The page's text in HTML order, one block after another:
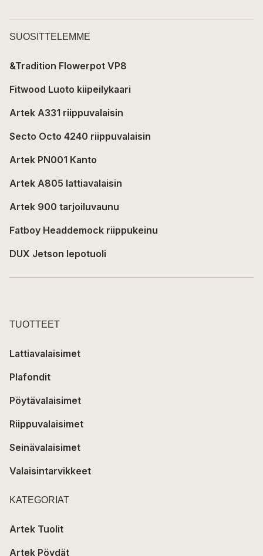
SUOSITTELEMME
&Tradition Flowerpot VP8
Fitwood Luoto kiipeilykaari
Artek A331 riippuvalaisin
Secto Octo 4240 riippuvalaisin
Artek PN001 Kanto
Artek A805 lattiavalaisin
Artek 900 tarjoiluvaunu
Fatboy Headdemock riippukeinu
DUX Jetson lepotuoli
TUOTTEET
Lattiavalaisimet
Plafondit
Pöytävalaisimet
Riippuvalaisimet
Seinävalaisimet
Valaisintarvikkeet
KATEGORIAT
Artek Tuolit
Artek Pöydät